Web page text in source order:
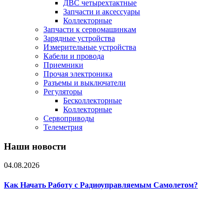
ДВС четырехтактные
Запчасти и аксессуары
Коллекторные
Запчасти к сервомашинкам
Зарядные устройства
Измерительные устройства
Кабели и провода
Приемники
Прочая электроника
Разъемы и выключатели
Регуляторы
Бесколлекторные
Коллекторные
Сервоприводы
Телеметрия
Наши новости
04.08.2026
Как Начать Работу с Радиоуправляемым Самолетом?